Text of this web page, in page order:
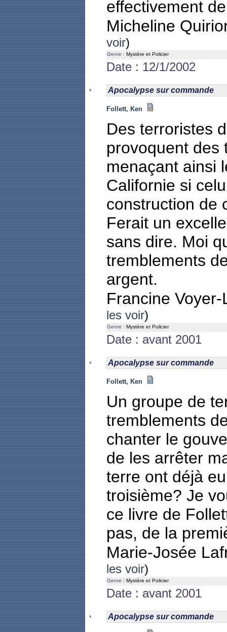
effectivement
Micheline
voir)
Genre : Mystère et Policier
Date : 12/1/2002
Apocalypse sur commande
Follett, Ken
Des terroristes
provoquent des
menaçant ainsi
Californie si
construction de
Ferait un
sans dire. Moi
tremblements
argent.
Francine
les voir)
Genre : Mystère et Policier
Date : avant 2001
Apocalypse sur commande
Follett, Ken
Un groupe de
tremblements
chanter le
de les arrêter
terre ont déjà
troisième? Je
ce livre de
pas, de la
Marie-Josée
les voir)
Genre : Mystère et Policier
Date : avant 2001
Apocalypse sur commande